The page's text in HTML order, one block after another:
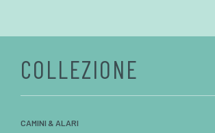
COLLEZIONE
CAMINI & ALARI